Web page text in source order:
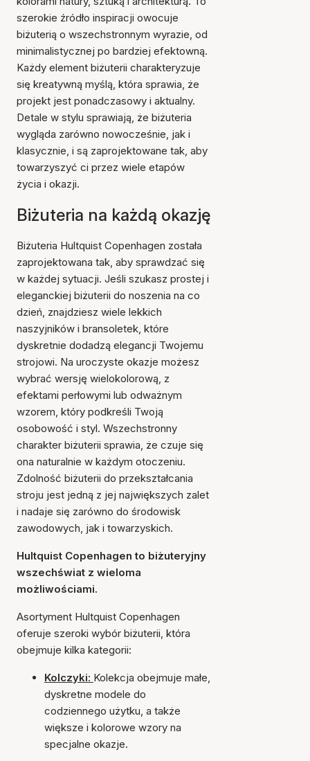
szerokie źródło inspiracji owocuje
biżuterią o wszechstronnym wyrazie, od
minimalistycznej po bardziej efektowną.
Każdy element biżuterii charakteryzuje
się kreatywną myślą, która sprawia, że
projekt jest ponadczasowy i aktualny.
Detale w stylu sprawiają, że biżuteria
wygląda zarówno nowocześnie, jak i
klasycznie, i są zaprojektowane tak, aby
towarzyszyć ci przez wiele etapów
życia i okazji.
Biżuteria na każdą okazję
Biżuteria Hultquist Copenhagen została
zaprojektowana tak, aby sprawdzać się
w każdej sytuacji. Jeśli szukasz prostej i
eleganckiej biżuterii do noszenia na co
dzień, znajdziesz wiele lekkich
naszyjników i bransoletek, które
dyskretnie dodadzą elegancji Twojemu
strojowi. Na uroczyste okazje możesz
wybrać wersję wielokolorową, z
efektami perłowymi lub odważnym
wzorem, który podkreśli Twoją
osobowość i styl. Wszechstronny
charakter biżuterii sprawia, że czuje się
ona naturalnie w każdym otoczeniu.
Zdolność biżuterii do przekształcania
stroju jest jedną z jej największych zalet
i nadaje się zarówno do środowisk
zawodowych, jak i towarzyskich.
Hultquist Copenhagen to biżuteryjny
wszechświat z wieloma
możliwościami.
Asortyment Hultquist Copenhagen
oferuje szeroki wybór biżuterii, która
obejmuje kilka kategorii:
Kolczyki: Kolekcja obejmuje małe,
dyskretne modele do
codziennego użytku, a także
większe i kolorowe wzory na
specjalne okazje.